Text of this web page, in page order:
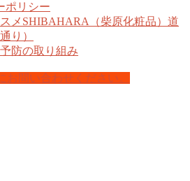
ポリシー
メSHIBAHARA（柴原化粧品）道
り）
防の取り組み
お問い合わせください。